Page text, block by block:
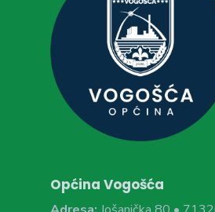
Općina Vogošća